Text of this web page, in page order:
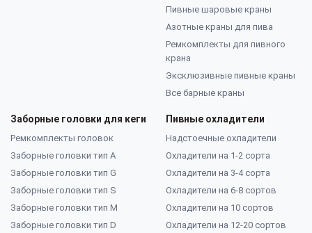
Пивные шаровые краны
Азотные краны для пива
Ремкомплекты для пивного
крана
Эксклюзивные пивные краны
Все барные краны
Заборные головки для кеги
Ремкомплекты головок
Заборные головки тип А
Заборные головки тип G
Заборные головки тип S
Заборные головки тип M
Заборные головки тип D
Пивные охладители
Надстоечные охладители
Охладители на 1-2 сорта
Охладители на 3-4 сорта
Охладители на 6-8 сортов
Охладители на 10 сортов
Охладители на 12-20 сортов